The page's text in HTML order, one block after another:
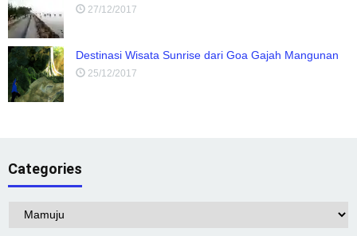
27/12/2017
Destinasi Wisata Sunrise dari Goa Gajah Mangunan
25/12/2017
Categories
Categories